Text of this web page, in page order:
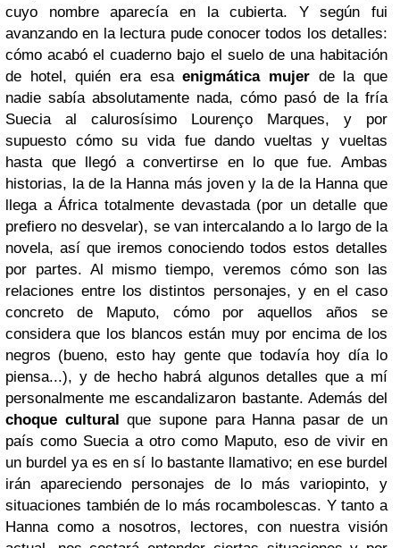
cuyo nombre aparecía en la cubierta. Y según fui
avanzando en la lectura pude conocer todos los detalles:
cómo acabó el cuaderno bajo el suelo de una habitación
de hotel, quién era esaenigmática mujer de la que
nadie sabía absolutamente nada, cómo pasó de la fría
Suecia al calurosísimo Lourenço Marques, y por
supuesto cómo su vida fue dando vueltas y vueltas
hasta que llegó a convertirse en lo que fue. Ambas
historias, la de la Hanna más joven y la de la Hanna que
llega a África totalmente devastada (por un detalle que
prefiero no desvelar), se van intercalando a lo largo de la
novela, así que iremos conociendo todos estos detalles
por partes. Al mismo tiempo, veremos cómo son las
relaciones entre los distintos personajes, y en el caso
concreto de Maputo, cómo por aquellos años se
considera que los blancos están muy por encima de los
negros (bueno, esto hay gente que todavía hoy día lo
piensa...), y de hecho habrá algunos detalles que a mí
personalmente me escandalizaron bastante. Además del
choque cultural que supone para Hanna pasar de un
país como Suecia a otro como Maputo, eso de vivir en
un burdel ya es en sí lo bastante llamativo; en ese burdel
irán apareciendo personajes de lo más variopinto, y
situaciones también de lo más rocambolescas. Y tanto a
Hanna como a nosotros, lectores, con nuestra visión